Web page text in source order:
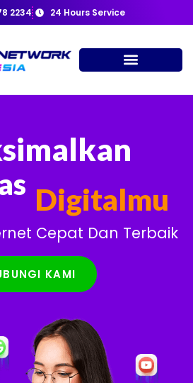
2234 24 Hours Service
Digitalmu
Cepat Dan Terbaik
KAMI